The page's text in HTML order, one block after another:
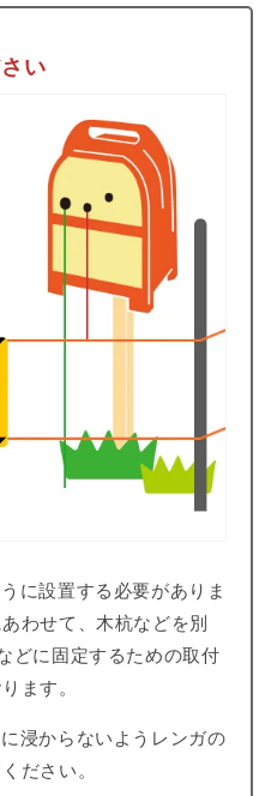
い
に設置する必要がありま
わせて、木杭などを別
どに固定するための取付
ます。
浸からないようレンガの
ださい。